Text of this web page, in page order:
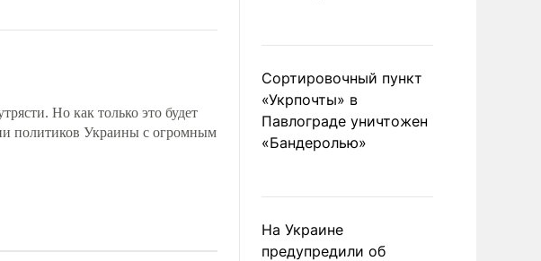
Но как только это будет
политиков Украины с огромным
Сортировочный пункт
«Укрпочты» в
Павлограде уничтожен
«Бандеролью»
На Украине
предупредили об